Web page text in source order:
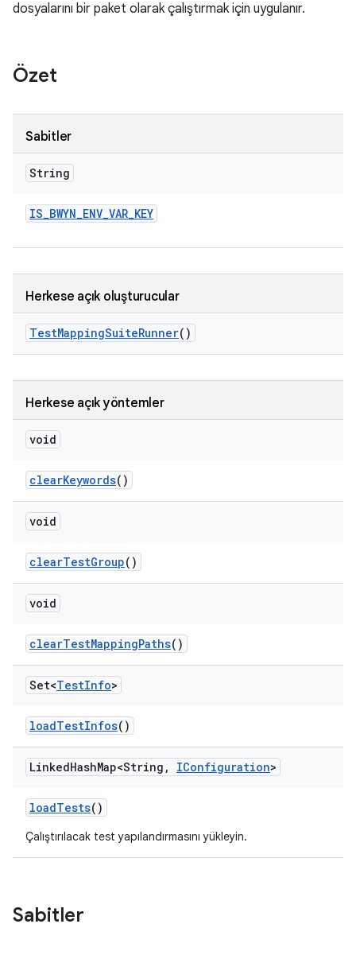
dosyalarını bir paket olarak çalıştırmak için uygulanır.
Özet
Sabitler
String
IS_BWYN_ENV_VAR_KEY
Herkese açık oluşturucular
TestMappingSuiteRunner()
Herkese açık yöntemler
void
clearKeywords()
void
clearTestGroup()
void
clearTestMappingPaths()
Set<TestInfo>
loadTestInfos()
LinkedHashMap<String , IConfiguration>
loadTests()
Çalıştırılacak test yapılandırmasını yükleyin.
Sabitler